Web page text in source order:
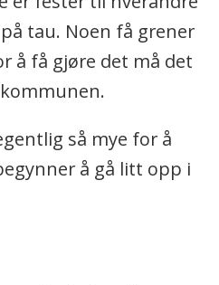
tau. Noen få grener
å få gjøre det må det
så mye for å
å gå litt opp i